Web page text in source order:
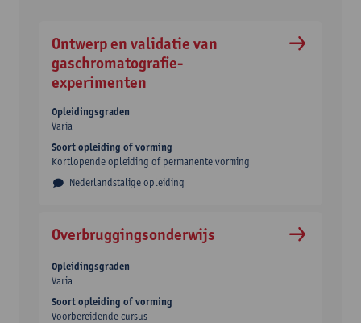
Ontwerp en validatie van
gaschromatografie-
experimenten
Nederlandstalige opleiding
Opleidingsgraden
Varia
Soort opleiding of vorming
Kortlopende opleiding of permanente vorming
Overbruggingsonderwijs
Opleidingsgraden
Varia
Soort opleiding of vorming
Voorbereidende cursus